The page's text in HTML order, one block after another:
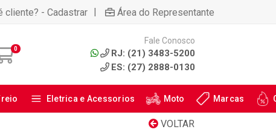
cliente? - Cadastrar | Área do Representante
0
Fale Conosco
RJ: (21) 3483-5200
ES: (27) 2888-0130
Eletrica e Acessorios Moto Marcas
VOLTAR